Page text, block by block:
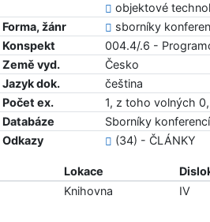
objektové
Forma, žánr
sborníky
Konspekt
004.4/.6 -
Země vyd.
Česko
Jazyk dok.
čeština
Počet ex.
1, z toho volných
Databáze
Sborníky konferencí
Odkazy
(34) - ČLÁNKY
Lokace
Knihovna IV